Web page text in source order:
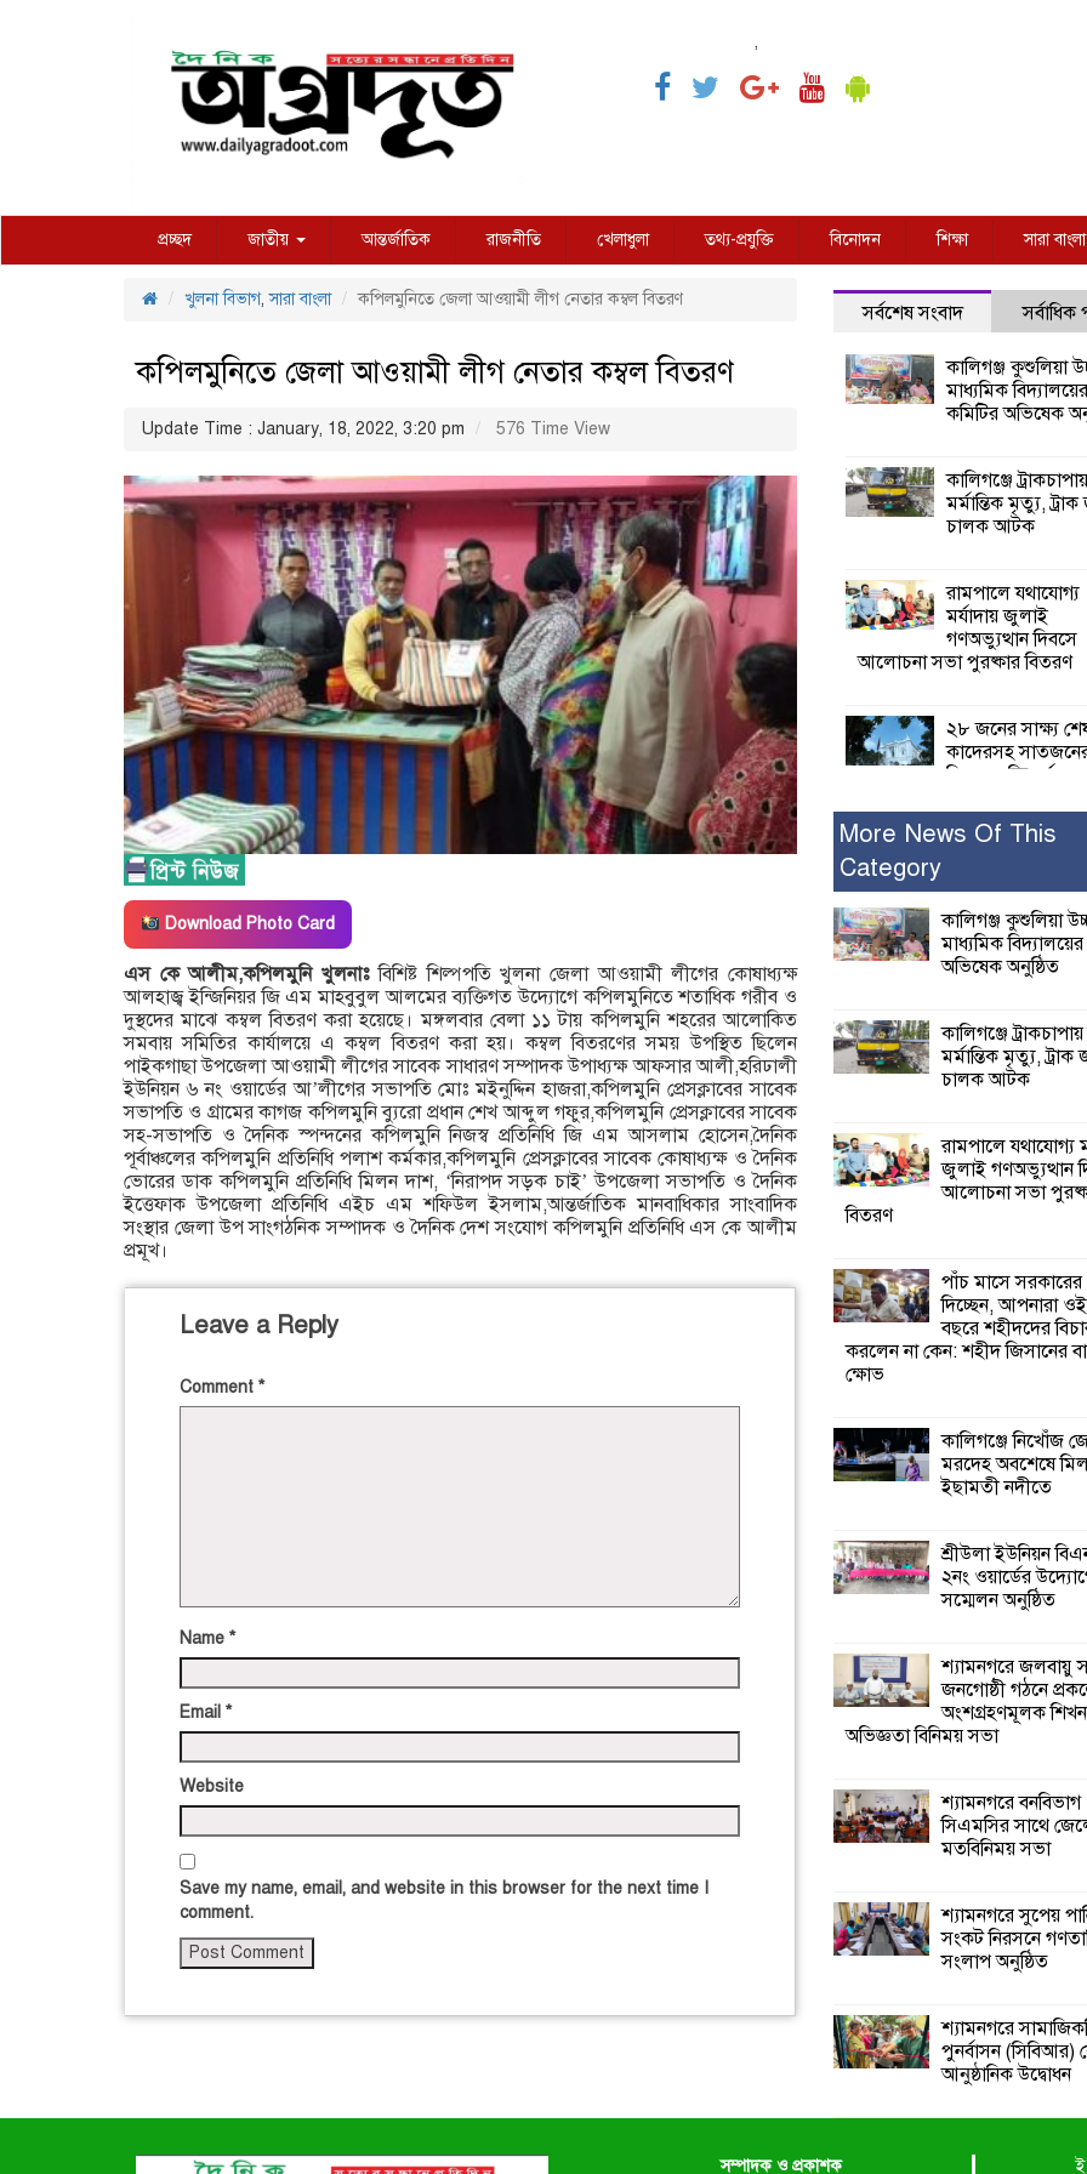
,
প্রচ্ছদ জাতীয় আন্তর্জাতিক রাজনীতি খেলাধুলা তথ্য-প্রযুক্তি বিনোদন শিক্ষা সারা বাংলা
খুলনা বিভাগ,সারা বাংলা কপিলমুনিতে জেলা আওয়ামী লীগ নেতার কম্বল বিতরণ
কপিলমুনিতে জেলা আওয়ামী লীগ নেতার কম্বল বিতরণ
Update Time : January, 18, 2022, 3:20 pm 576 Time View
Download Photo Card
এস কে আলীম,কপিলমুনি খুলনাঃবিশিষ্ট শিল্পপতি খুলনা জেলা আওয়ামী লীগের কোষাধ্যক্ষ
আলহাজ্ব ইন্জিনিয়র জি এম মাহবুবুল আলমের ব্যক্তিগত উদ্যোগে কপিলমুনিতে শতাধিক গরীব ও
দুস্থদের মাঝে কম্বল বিতরণ করা হয়েছে। মঙ্গলবার বেলা ১১ টায় কপিলমুনি শহরের আলোকিত
সমবায় সমিতির কার্যালয়ে এ কম্বল বিতরণ করা হয়। কম্বল বিতরণের সময় উপস্থিত ছিলেন
পাইকগাছা উপজেলা আওয়ামী লীগের সাবেক সাধারণ সম্পাদক উপাধ্যক্ষ আফসার আলী,হরিঢালী
ইউনিয়ন ৬ নং ওয়ার্ডের আ’লীগের সভাপতি মোঃ মইনুদ্দিন হাজরা,কপিলমুনি প্রেসক্লাবের সাবেক
সভাপতি ও গ্রামের কাগজ কপিলমুনি ব্যুরো প্রধান শেখ আব্দুল গফুর,কপিলমুনি প্রেসক্লাবের সাবেক
সহ-সভাপতি ও দৈনিক স্পন্দনের কপিলমুনি নিজস্ব প্রতিনিধি জি এম আসলাম হোসেন,দৈনিক
পূর্বাঞ্চলের কপিলমুনি প্রতিনিধি পলাশ কর্মকার,কপিলমুনি প্রেসক্লাবের সাবেক কোষাধ্যক্ষ ও দৈনিক
ভোরের ডাক কপিলমুনি প্রতিনিধি মিলন দাশ, ‘নিরাপদ সড়ক চাই’ উপজেলা সভাপতি ও দৈনিক
ইত্তেফাক উপজেলা প্রতিনিধি এইচ এম শফিউল ইসলাম,আন্তর্জাতিক মানবাধিকার সাংবাদিক
সংস্থার জেলা উপ সাংগঠনিক সম্পাদক ও দৈনিক দেশ সংযোগ কপিলমুনি প্রতিনিধি এস কে আলীম
প্রমূখ।
Leave a Reply
Comment *
Name *
Email *
Website
Save my name, email, and website in this browser for the next time I
comment.
সর্বশেষ সংবাদ সর্বাধিক
কালিগঞ্জ কুশুলিয়া
মাধ্যমিক বিদ্যালয়ের
কমিটির অভিষেক
কালিগঞ্জে
মর্মান্তিক মৃত্যু,
চালক আটক
রামপালে যথাযোগ্য
মর্যাদায় জুলাই
গণঅভ্যুত্থান দিবসে
আলোচনা সভা পুরষ্কার বিতরণ
২৮ জনের সাক্ষ্য
কাদেরসহ
বিরুদ্ধে যুক্তিতর্ক
ক্ষতি করেছে
নুরুল হক নুর
পাঁচ মাসে সরকারের
বছরে শহীদদের
করলেন না কেন: শহীদ জিসানের
ক্ষোভ
কালিগঞ্জে নিখোঁজ
মরদেহ অবশেষে
ইছামতী নদীতে
২নং ওয়ার্ডের
কর্মী সম্মেলন
শ্যামনগরে জলবায়ু
শিখন ও অভিজ্ঞতা বিনিময় সভা
শ্যামনগরে বনবিভাগ
মতবিনিময় সভা
More News Of This
Category
কালিগঞ্জ কুশুলিয়া
মাধ্যমিক
অভিষেক অনুষ্ঠিত
কালিগঞ্জে
মর্মান্তিক মৃত্যু, ট্রাক
চালক আটক
রামপালে যথাযোগ্য
জুলাই গণঅভ্যুত্থান
আলোচনা সভা
বিতরণ
পাঁচ মাসে
দিচ্ছেন, আপনারা
বছরে শহীদদের
করলেন না কেন: শহীদ জিসানের
ক্ষোভ
কালিগঞ্জে নিখোঁজ
মরদেহ অবশেষে
ইছামতী নদীতে
শ্রীউলা ইউনিয়ন
২নং ওয়ার্ডের
সম্মেলন অনুষ্ঠিত
শ্যামনগরে জলবায়ু
জনগোষ্ঠী গঠনে
অংশগ্রহণমূলক
অভিজ্ঞতা বিনিময় সভা
শ্যামনগরে
সিএমসির সাথে
মতবিনিময় সভা
শ্যামনগরে সুপেয়
সংকট নিরসনে
সংলাপ অনুষ্ঠিত
শ্যামনগরে
পুনর্বাসন (সিবিআর)
আনুষ্ঠানিক উদ্বোধন
সম্পাদক ও প্রকাশক